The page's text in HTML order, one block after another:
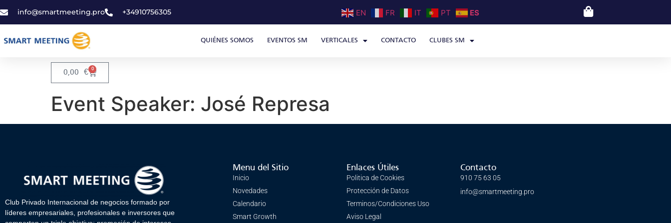
info@smartmeeting.pro +34910756305 EN FR IT PT ES
QUIÉNES SOMOS EVENTOS SM VERTICALES CONTACTO CLUBES SM
0,00 € 0
Event Speaker: José Represa
Club Privado Internacional de negocios formado por
líderes empresariales, profesionales e inversores que
Menu del Sitio
Inicio
Novedades
Calendario
Smart Growth
Enlaces Útiles
Politica de Cookies
Protección de Datos
Terminos/Condiciones Uso
Aviso Legal
Contacto
910 75 63 05
info@smartmeeting.pro